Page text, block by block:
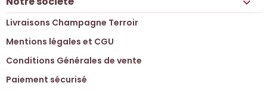
Livraisons Champagne Terroir
Mentions légales et CGU
Conditions Générales de vente
Paiement sécurisé